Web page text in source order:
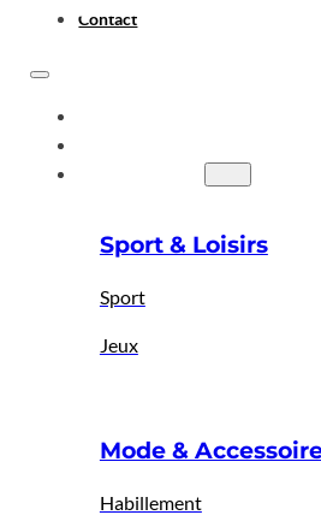
Contact
Sport & Loisirs
Sport
Jeux
Mode &
Habillement